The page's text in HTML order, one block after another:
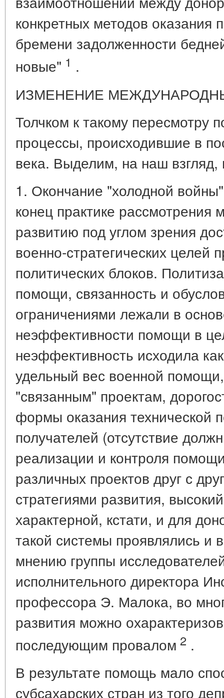
конкретных методов
бремени задолженности
новые" 1 .
ИЗМЕНЕНИЕ
Толчком к такому пересмотру
процессы, происходившие в
века. Выделим, на наш
1. Окончание "холодной
конец практике
развитию под углом зрения
военно-стратегических целей
политических блоков.
помощи, связанность и
ограничениями лежали в
неэффективности помощи в
неэффективность исходила
удельный вес военной
"связанным" проектам,
формы оказания технической
получателей (отсутствие
реализации и контроля
различных проектов друг с
стратегиями развития,
характерной, кстати, и для
такой системы проявлялись
мнению группы
исполнительного директора
профессора Э. Малока, во
развития можно
последующим провалом 2 .
В результате помощь мало
субсахарских стран из того